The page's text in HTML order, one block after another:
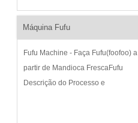
desenvolvendo continuamente
máquina de amido de batata...
Máquina Fufu
Fufu Machine - Faça Fufu(foofoo) a
partir de Mandioca FrescaFufu
Descrição do Processo e